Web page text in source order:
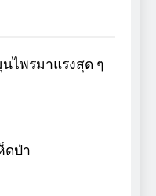
ไพรมาแรงสุด ๆ
ดป่า